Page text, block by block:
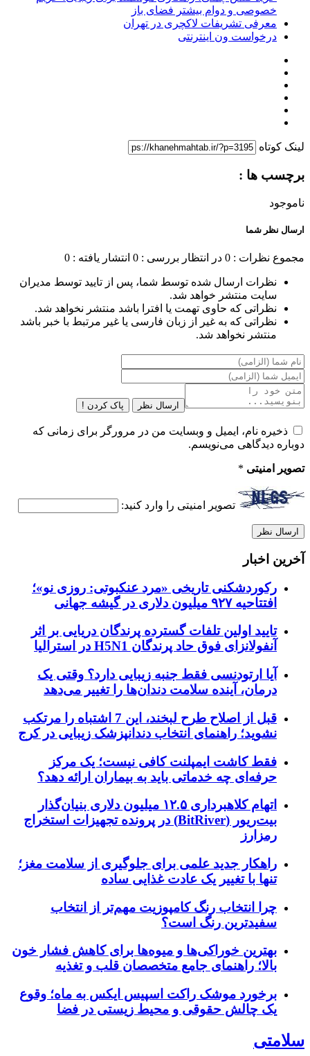
خصوصی و دوام بیشتر فضای باز
معرفی تشریفات لاکچری در تهران
درخواست ون اینترنتی
لینک کوتاه
برچسب ها :
ناموجود
ارسال نظر شما
مجموع نظرات : 0 در انتظار بررسی : 0 انتشار یافته : 0
نظرات ارسال شده توسط شما، پس از تایید توسط مدیران
سایت منتشر خواهد شد.
نظراتی که حاوی تهمت یا افترا باشد منتشر نخواهد شد.
نظراتی که به غیر از زبان فارسی یا غیر مرتبط با خبر باشد
منتشر نخواهد شد.
ارسال نظر پاک کردن !
ذخیره نام، ایمیل و وبسایت من در مرورگر برای زمانی که
دوباره دیدگاهی می‌نویسم.
تصویر امنیتی *
تصویر امنیتی را وارد کنید:
آخرین اخبار
رکوردشکنی تاریخی «مرد عنکبوتی: روزی نو»؛
افتتاحیه ۹۲۷ میلیون دلاری در گیشه جهانی
تایید اولین تلفات گسترده پرندگان دریایی بر اثر
آنفولانزای فوق حاد پرندگان H5N1 در استرالیا
آیا ارتودنسی فقط جنبه زیبایی دارد؟ وقتی یک
درمان، آینده سلامت دندان‌ها را تغییر می‌دهد
قبل از اصلاح طرح لبخند، این 7 اشتباه را مرتکب
نشوید؛ راهنمای انتخاب دندانپزشک زیبایی در کرج
فقط کاشت ایمپلنت کافی نیست؛ یک مرکز
حرفه‌ای چه خدماتی باید به بیماران ارائه دهد؟
اتهام کلاهبرداری ۱۲.۵ میلیون دلاری بنیان‌گذار
بیت‌ریور (BitRiver) در پرونده تجهیزات استخراج
رمزارز
راهکار جدید علمی برای جلوگیری از سلامت مغز؛
تنها با تغییر یک عادت غذایی ساده
چرا انتخاب رنگ کامپوزیت مهم‌تر از انتخاب
سفیدترین رنگ است؟
بهترین خوراکی‌ها و میوه‌ها برای کاهش فشار خون
بالا؛ راهنمای جامع متخصصان قلب و تغذیه
برخورد موشک راکت اسپیس ایکس به ماه؛ وقوع
یک چالش حقوقی و محیط زیستی در فضا
سلامتی